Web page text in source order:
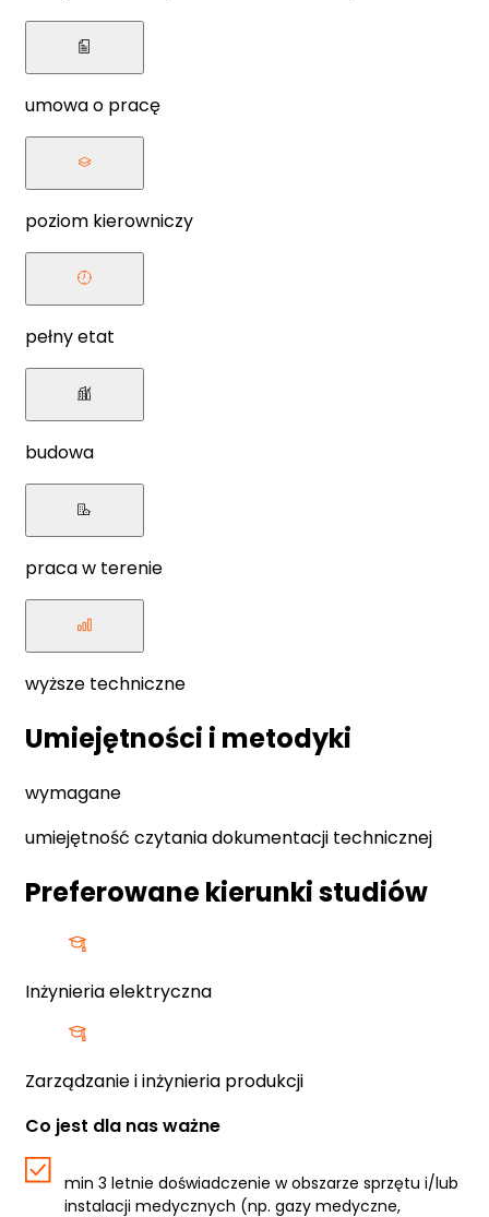
umowa o pracę
poziom kierowniczy
pełny etat
budowa
praca w terenie
wyższe techniczne
Umiejętności i metodyki
wymagane
umiejętność czytania dokumentacji technicznej
Preferowane kierunki studiów
Inżynieria elektryczna
Zarządzanie i inżynieria produkcji
Co jest dla nas ważne
min 3 letnie doświadczenie w obszarze sprzętu i/lub
instalacji medycznych (np. gazy medyczne,